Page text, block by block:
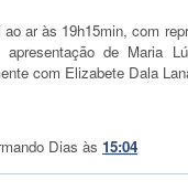
ao ar às 19h15min, com
de Maria
com Elizabete Dala
Dias às 15:04